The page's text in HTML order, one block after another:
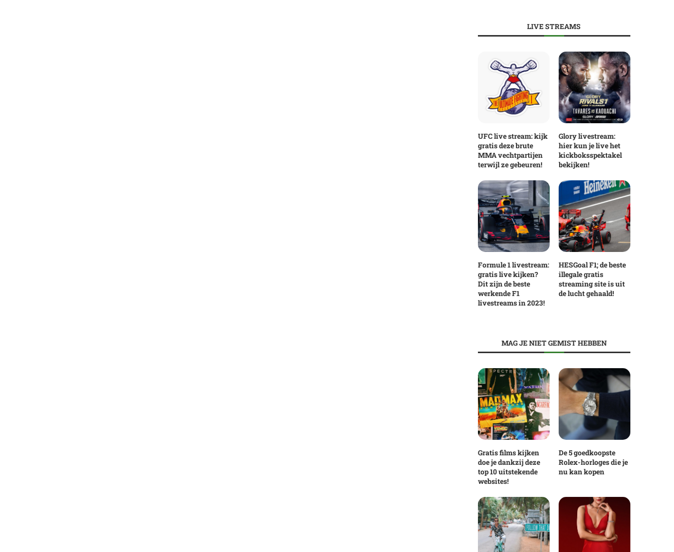
LIVE STREAMS
UFC live stream: kijk
gratis deze brute
MMA vechtpartijen
terwijl ze gebeuren!
Glory livestream:
hier kun je live het
kickboksspektakel
bekijken!
Formule 1 livestream:
gratis live kijken?
Dit zijn de beste
werkende F1
livestreams in 2023!
HESGoal F1; de beste
illegale gratis
streaming site is uit
de lucht gehaald!
MAG JE NIET GEMIST HEBBEN
Gratis films kijken
doe je dankzij deze
top 10 uitstekende
websites!
De 5 goedkoopste
Rolex-horloges die je
nu kan kopen